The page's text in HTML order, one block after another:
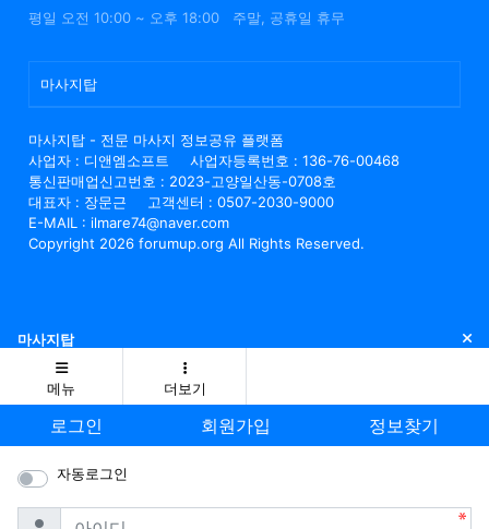
평일 오전 10:00 ~ 오후 18:00 주말, 공휴일 휴무
마사지탑
마사지탑 - 전문 마사지 정보공유 플랫폼
사업자 : 디앤엠소프트
사업자등록번호 : 136-76-00468
통신판매업신고번호 : 2023-고양일산동-0708호
대표자 : 장문근
고객센터 : 0507-2030-9000
E-MAIL : ilmare74@naver.com
Copyright 2026 forumup.org All Rights Reserved.
마사지탑 닫
메뉴 더보기
로그인 회원가입 정보찾기
자동로그인
아이디